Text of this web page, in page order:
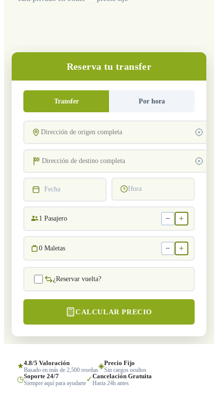
Reserva tu transfer
Transfer Por hora
Fecha Hora
1 Pasajero − +
0 Maletas − +
¿Reservar vuelta?
CALCULAR PRECIO
★4.8/5 Valoración
Basado en más de 2,500 reseñas◈Precio Fijo
Sin cargos ocultos
◷Soporte 24/7
Siempre aquí para ayudarte✓Cancelación Gratuita
Hasta 24h antes